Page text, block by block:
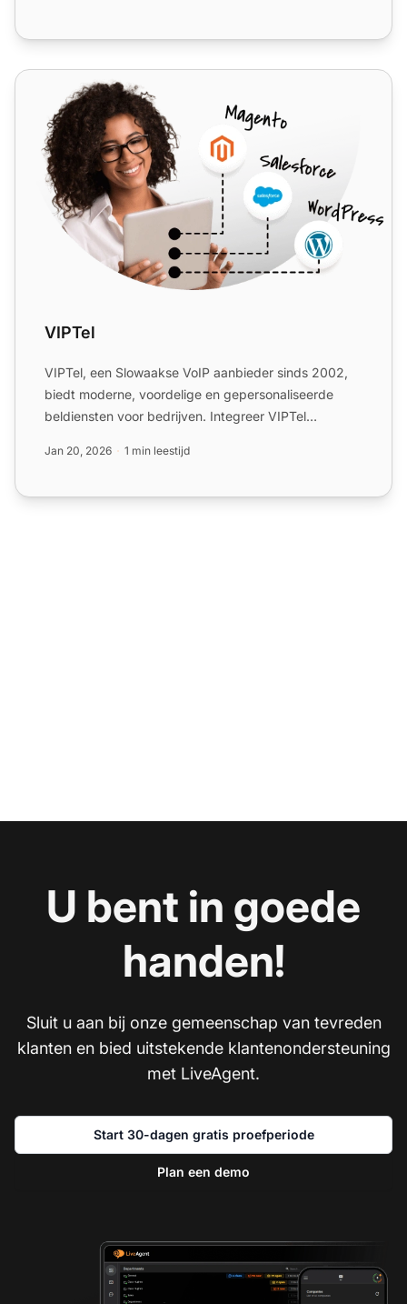
VIPTel
VIPTel
VIPTel, een Slowaakse VoIP aanbieder sinds 2002,
biedt moderne, voordelige en gepersonaliseerde
beldiensten voor bedrijven. Integreer VIPTel
Jan 20, 2026 1 min leestijd
U bent in goede
handen!
Sluit u aan bij onze gemeenschap van tevreden
klanten en bied uitstekende klantenondersteuning
met LiveAgent.
Start 30-dagen gratis proefperiode
Plan een demo